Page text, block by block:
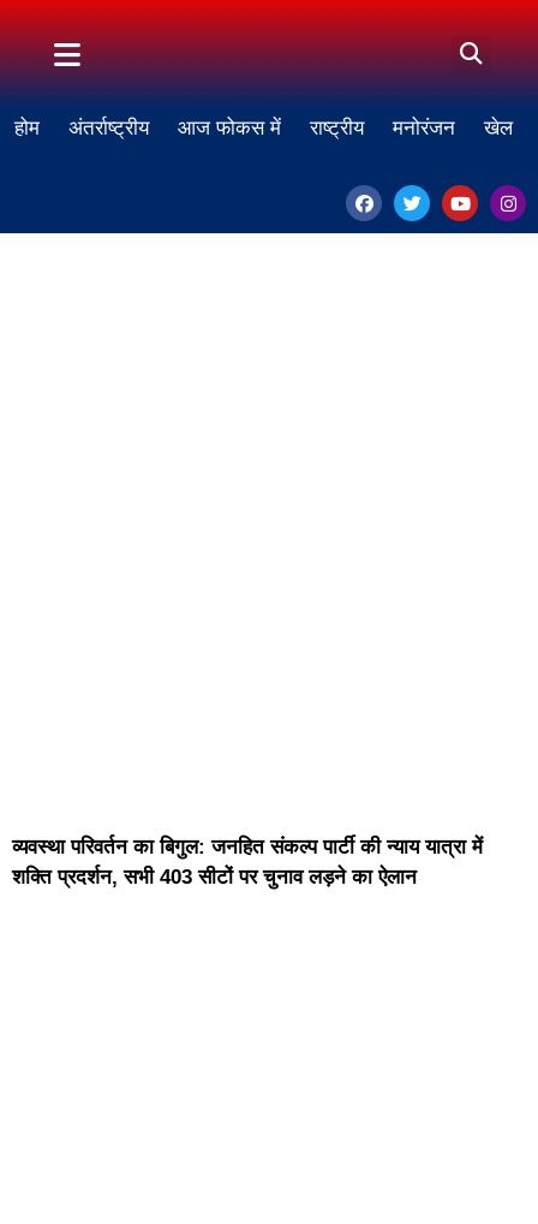
होम अंतर्राष्ट्रीय आज फोकस में राष्ट्रीय मनोरंजन खेल
व्यवस्था परिवर्तन का बिगुल: जनहित संकल्प पार्टी की न्याय यात्रा में
शक्ति प्रदर्शन, सभी 403 सीटों पर चुनाव लड़ने का ऐलान